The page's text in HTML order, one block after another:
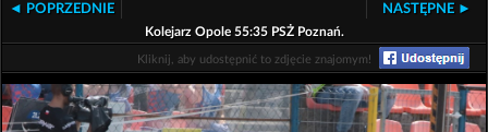
◄ POPRZEDNIE NASTĘPNE ►
Kolejarz Opole 55:35 PSŻ Poznań.
Kliknij, aby udostępnić to zdjęcie znajomym!